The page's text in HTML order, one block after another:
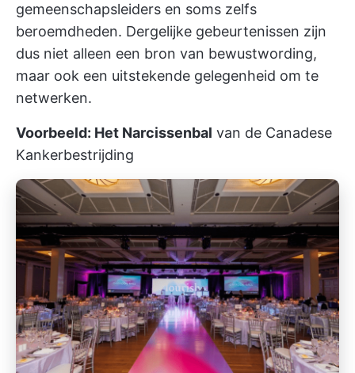
gemeenschapsleiders en soms zelfs
beroemdheden. Dergelijke gebeurtenissen zijn
dus niet alleen een bron van bewustwording,
maar ook een uitstekende gelegenheid om te
netwerken.
Voorbeeld: Het Narcissenbal van de Canadese
Kankerbestrijding